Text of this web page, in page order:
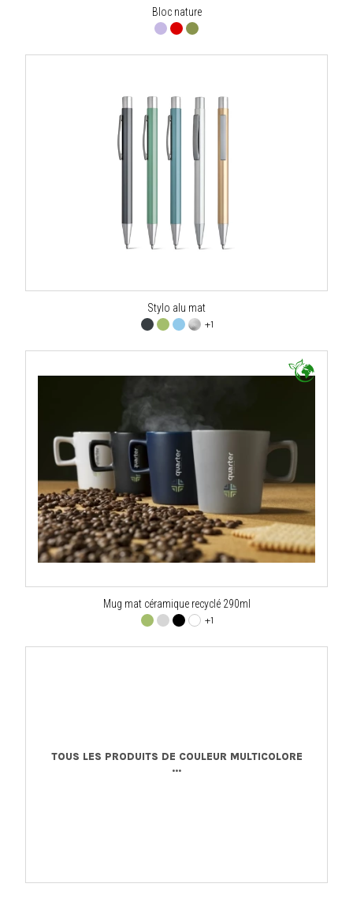
Bloc nature
Stylo alu mat
+1
Mug mat céramique recyclé 290ml
+1
TOUS LES PRODUITS DE COULEUR MULTICOLORE
...